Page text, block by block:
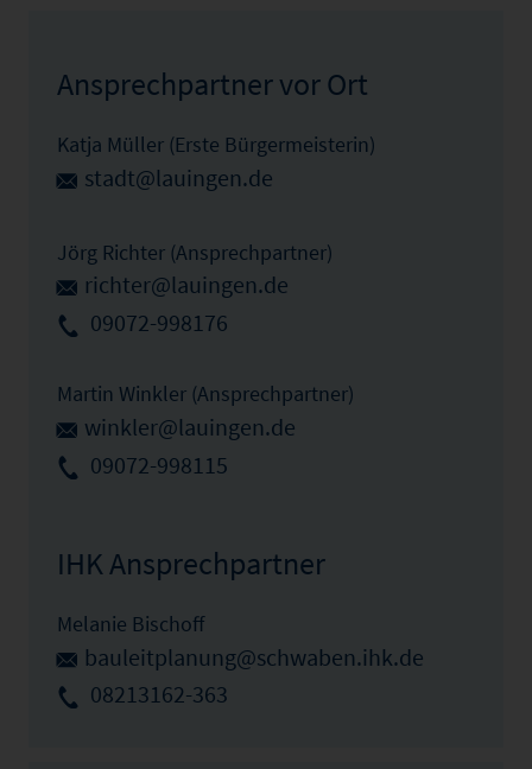
Ansprechpartner vor Ort
Katja Müller (Erste Bürgermeisterin)
stadt@lauingen.de
Jörg Richter (Ansprechpartner)
richter@lauingen.de
09072-998176
Martin Winkler (Ansprechpartner)
winkler@lauingen.de
09072-998115
IHK Ansprechpartner
Melanie Bischoff
bauleitplanung@schwaben.ihk.de
08213162-363